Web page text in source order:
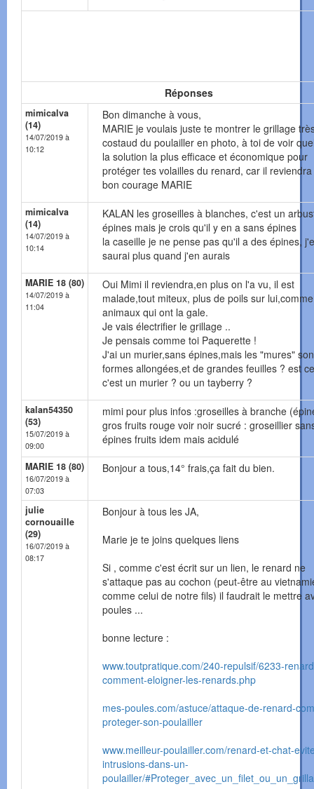
Réponses
mimicalva
(14)
14/07/2019 à
10:12
Bon dimanche à vous,
MARIE je voulais juste te montrer le grillage
costaud du poulailler en photo, à toi de voir
la solution la plus efficace et économique pour
protéger tes volailles du renard, car il reviendra
bon courage MARIE
mimicalva
(14)
14/07/2019 à
10:14
KALAN les groseilles à blanches, c'est un
épines mais je crois qu'il y en a sans épines
la caseille je ne pense pas qu'il a des épines,
saurai plus quand j'en aurais
MARIE 18 (80)
14/07/2019 à
11:04
Oui Mimi il reviendra,en plus on l'a vu, il est
malade,tout miteux, plus de poils sur
animaux qui ont la gale.
Je vais électrifier le grillage ..
Je pensais comme toi Paquerette !
J'ai un murier,sans épines,mais les "mures"
formes allongées,et de grandes feuilles ? est
c'est un murier ? ou un tayberry ?
kalan54350
(53)
15/07/2019 à
09:00
mimi pour plus infos :groseilles à branche
gros fruits rouge voir noir sucré : groseillier
épines fruits idem mais acidulé
MARIE 18 (80)
16/07/2019 à
07:03
Bonjour a tous,14° frais,ça fait du bien.
julie
cornouaille
(29)
16/07/2019 à
08:17
Bonjour à tous les JA,
Marie je te joins quelques liens
Si , comme c'est écrit sur un lien, le renard ne
s'attaque pas au cochon (peut-être au
comme celui de notre fils) il faudrait le mettre
poules ...
bonne lecture :
www.toutpratique.com/240-repulsif/6233-
comment-eloigner-les-renards.php
mes-poules.com/astuce/attaque-de-renard-
proteger-son-poulailler
www.meilleur-poulailler.com/renard-et-chat-
intrusions-dans-un-
poulailler/